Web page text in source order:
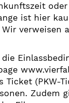
ist hier
verweisen
Ticket (PKW-
Zudem